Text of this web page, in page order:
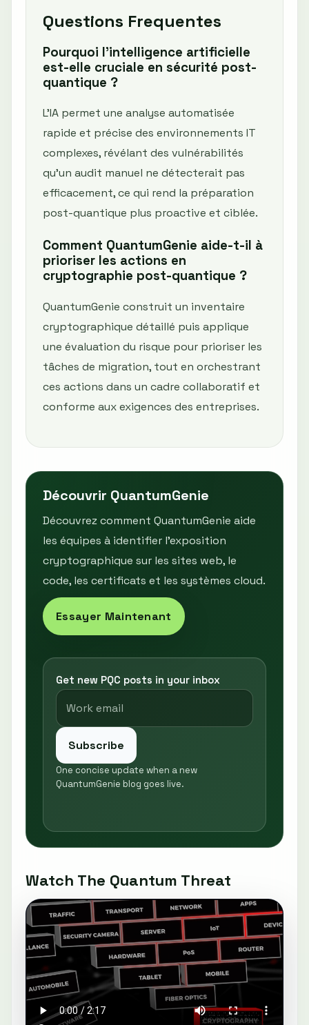
Questions Frequentes
Pourquoi l’intelligence artificielle
est-elle cruciale en sécurité post-
quantique ?
L’IA permet une analyse automatisée
rapide et précise des environnements IT
complexes, révélant des vulnérabilités
qu’un audit manuel ne détecterait pas
efficacement, ce qui rend la préparation
post-quantique plus proactive et ciblée.
Comment QuantumGenie aide-t-il à
prioriser les actions en
cryptographie post-quantique ?
QuantumGenie construit un inventaire
cryptographique détaillé puis applique
une évaluation du risque pour prioriser les
tâches de migration, tout en orchestrant
ces actions dans un cadre collaboratif et
conforme aux exigences des entreprises.
Découvrir QuantumGenie
Découvrez comment QuantumGenie aide
les équipes à identifier l’exposition
cryptographique sur les sites web, le
code, les certificats et les systèmes cloud.
Essayer Maintenant
Get new PQC posts in your inbox
Subscribe
One concise update when a new
QuantumGenie blog goes live.
Watch The Quantum Threat